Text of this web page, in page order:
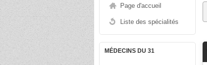
Page d'accueil
Liste des spécialités
MÉDECINS DU 31